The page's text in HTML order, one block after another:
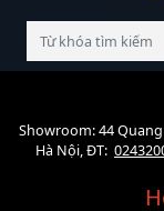
Showroom: 44
Hà Nội, ĐT: